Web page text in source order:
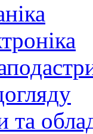
та